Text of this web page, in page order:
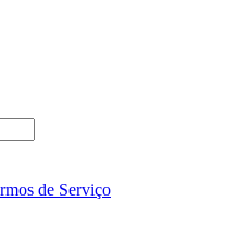
de Serviço